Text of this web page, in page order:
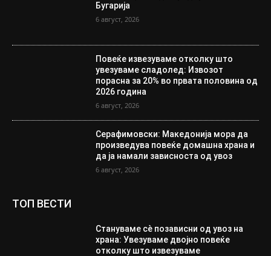
Бугарија
6 август, 2026
Повеќе извезуваме отколку што
увезуваме сладолед: Извозот
порасна за 20% во првата половина од
2026 година
6 август, 2026
Серафимовски: Македонија мора да
произведува повеќе домашна храна и
да ја намали зависноста од увоз
6 август, 2026
ТОП ВЕСТИ
Стануваме сè позависни од увоз на
храна: Увезуваме двојно повеќе
отколку што извезуваме